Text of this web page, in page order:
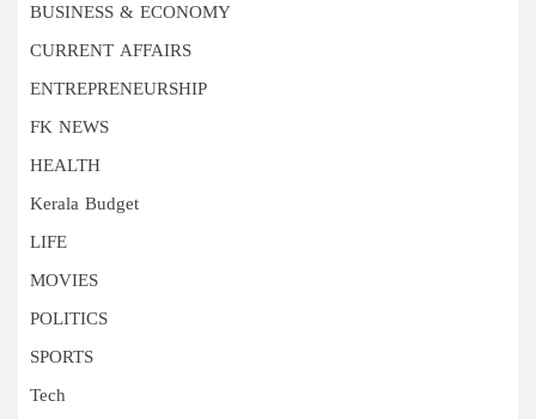
BUSINESS & ECONOMY
CURRENT AFFAIRS
ENTREPRENEURSHIP
FK NEWS
HEALTH
Kerala Budget
LIFE
MOVIES
POLITICS
SPORTS
Tech